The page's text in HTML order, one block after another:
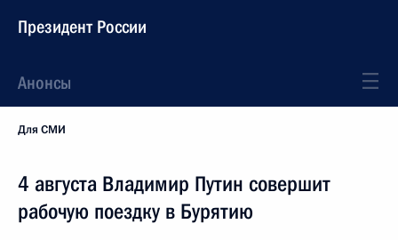
Президент России
Анонсы
Для СМИ
4 августа Владимир Путин совершит
рабочую поездку в Бурятию